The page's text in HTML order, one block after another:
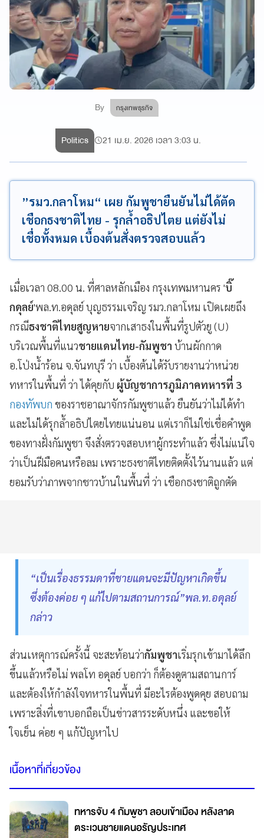
By กรุงเทพธุรกิจ
Politics 21 เม.ย. 2026 เวลา 3:03 น.
”รมว.กลาโหม“ เผย กัมพูชายืนยันไม่ได้ตัด
เชือกธงชาติไทย - รุกล้ำอธิปไตย แต่ยังไม่
เชื่อทั้งหมด เบื้องต้นสั่งตรวจสอบแล้ว
เมื่อเวลา 08.00 น. ที่ศาลหลักเมือง กรุงเทพมหานคร 'บิ๊
กดุลย์'พล.ท.อดุลย์ บุญธรรมเจริญ รมว.กลาโหม เปิดเผยถึง
กรณีธงชาติไทยสูญหายจากเสาธงในพื้นที่รูปตัวยู (U)
บริเวณพื้นที่แนวชายแดนไทย-กัมพูชา บ้านผักกาด
อ.โป่งน้ำร้อน จ.จันทบุรี ว่า เบื้องต้นได้รับรายงานว่าหน่วย
ทหารในพื้นที่ ว่า ได้คุยกับ ผู้บัญชาการภูมิภาคทหารที่ 3
กองทัพบก ของราชอาณาจักรกัมพูชาแล้ว ยืนยันว่าไม่ได้ทำ
และไม่ได้รุกล้ำอธิปไตยไทยแน่นอน แต่เราก็ไม่ใช่เชื่อคำพูด
ของทางฝั่งกัมพูชา จึงสั่งตรวจสอบหาผู้กระทำแล้ว ซึ่งไม่แน่ใจ
ว่าเป็นฝีมือคนหรือลม เพราะธงชาติไทยติดตั้งไว้นานแล้ว แต่
ยอมรับว่าภาพจากชาวบ้านในพื้นที่ ว่า เชือกธงชาติถูกตัด
“เป็นเรื่องธรรมดาที่ชายแดนจะมีปัญหาเกิดขึ้น
ซึ่งต้องค่อย ๆ แก้ไปตามสถานการณ์”พล.ท.อดุลย์
กล่าว
ส่วนเหตุการณ์ครั้งนี้ จะสะท้อนว่ากัมพูชาเริ่มรุกเข้ามาได้ลึก
ขึ้นแล้วหรือไม่ พลโท อดุลย์ บอกว่า ก็ต้องดูตามสถานการ์
และต้องให้กำลังใจทหารในพื้นที่ มีอะไรต้องพูดคุย สอบถาม
เพราะสิ่งที่เขาบอกถือเป็นข่าวสารระดับหนึ่ง และขอให้
ใจเย็น ค่อย ๆ แก้ปัญหาไป
เนื้อหาที่เกี่ยวข้อง
ทหารจับ 4 กัมพูชา ลอบเข้าเมือง หลังลาด
ตระเวนชายแดนอรัญประเทศ